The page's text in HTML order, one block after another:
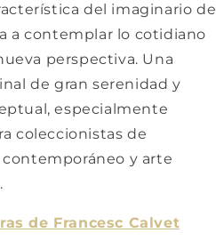
del imaginario de
a contemplar lo cotidiano
perspectiva. Una
de gran serenidad y
especialmente
coleccionistas de
y arte
de Francesc Calvet